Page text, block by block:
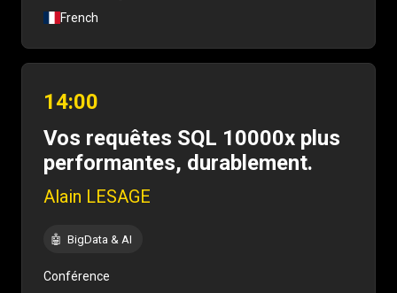
French
14:00
Vos requêtes SQL 10000x plus
performantes, durablement.
Alain LESAGE
🤖 BigData & AI
Conférence